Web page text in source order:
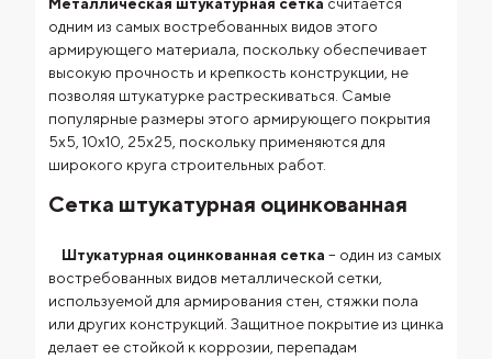
одним из самых востребованных видов этого
армирующего материала, поскольку обеспечивает
высокую прочность и крепкость конструкции, не
позволяя штукатурке растрескиваться. Самые
популярные размеры этого армирующего покрытия
5х5, 10х10, 25х25, поскольку применяются для
широкого круга строительных работ.
Сетка штукатурная оцинкованная
Штукатурная оцинкованная сетка – один из самых
востребованных видов металлической сетки,
используемой для армирования стен, стяжки пола
или других конструкций. Защитное покрытие из цинка
делает ее стойкой к коррозии, перепадам